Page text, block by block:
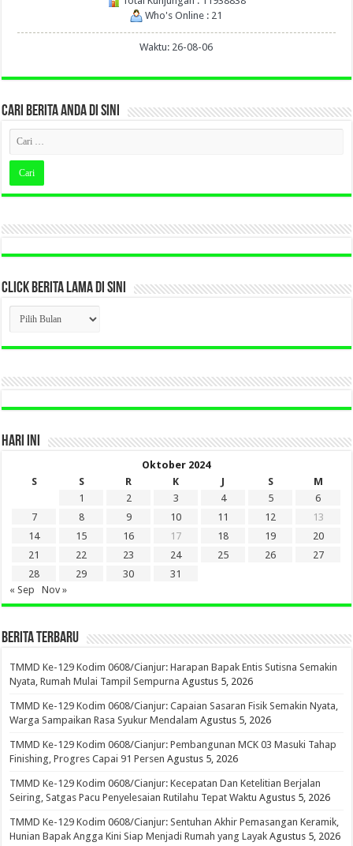
Who's Online : 21
Waktu: 26-08-06
CARI BERITA ANDA DI SINI
CLICK BERITA LAMA DI SINI
CLICK
BERITA
LAMA
DI
HARI INI
Oktober 2024
S
S R K J S
M
1
2 3 4 5
6
7
8 9 10 11 12
13
14
15 16 17 18 19
20
21
22 23 24 25 26
27
28
29 30
31
« Sep
Nov »
BERITA TERBARU
TMMD Ke-129 Kodim 0608/Cianjur: Harapan Bapak Entis Sutisna Semakin
Nyata, Rumah Mulai Tampil Sempurna Agustus 5, 2026
TMMD Ke-129 Kodim 0608/Cianjur: Capaian Sasaran Fisik Semakin Nyata,
Warga Sampaikan Rasa Syukur Mendalam Agustus 5, 2026
TMMD Ke-129 Kodim 0608/Cianjur: Pembangunan MCK 03 Masuki Tahap
Finishing, Progres Capai 91 Persen Agustus 5, 2026
TMMD Ke-129 Kodim 0608/Cianjur: Kecepatan Dan Ketelitian Berjalan
Seiring, Satgas Pacu Penyelesaian Rutilahu Tepat Waktu Agustus 5, 2026
TMMD Ke-129 Kodim 0608/Cianjur: Sentuhan Akhir Pemasangan Keramik,
Hunian Bapak Angga Kini Siap Menjadi Rumah yang Layak Agustus 5, 2026